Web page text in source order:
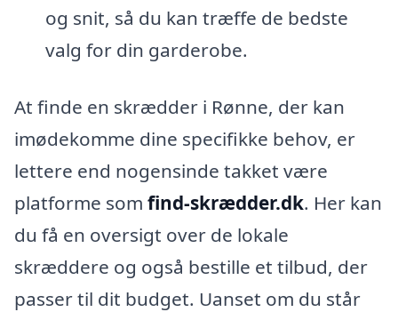
og snit, så du kan træffe de bedste
valg for din garderobe.
At finde en skrædder i Rønne, der kan
imødekomme dine specifikke behov, er
lettere end nogensinde takket være
platforme som find-skrædder.dk. Her kan
du få en oversigt over de lokale
skræddere og også bestille et tilbud, der
passer til dit budget. Uanset om du står